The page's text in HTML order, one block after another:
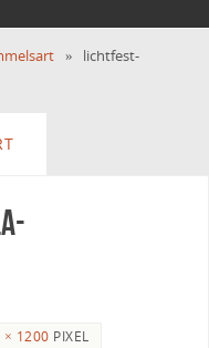
»
lichtfest-
× 1200 PIXEL